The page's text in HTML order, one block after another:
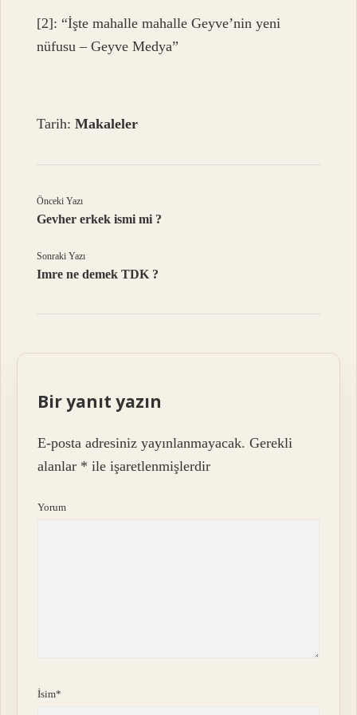
[2]: “İşte mahalle mahalle Geyve’nin yeni
nüfusu – Geyve Medya”
Tarih:Makaleler
Önceki Yazı
Gevher erkek ismi mi ?
Sonraki Yazı
Imre ne demek TDK ?
Bir yanıt yazın
E-posta adresiniz yayınlanmayacak. Gerekli
alanlar * ile işaretlenmişlerdir
Yorum
İsim*